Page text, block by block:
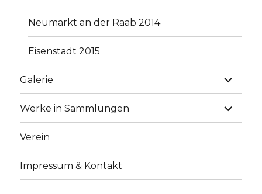
Neumarkt an der Raab 2014
Eisenstadt 2015
Galerie
Werke in Sammlungen
Verein
Impressum & Kontakt